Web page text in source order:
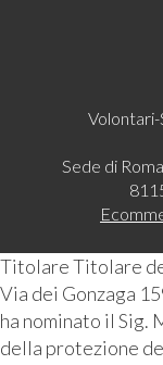
Volontari-
Sede di
Titolare Titolare
Via dei Gonzaga
ha nominato il
della protezione